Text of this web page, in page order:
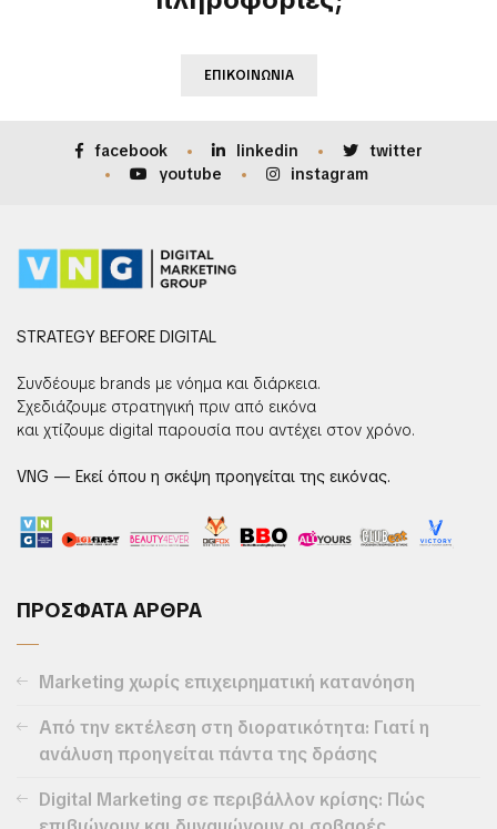
ΕΠΙΚΟΙΝΩΝΊΑ
facebook linkedin
twitter
youtube
instagram
STRATEGY BEFORE DIGITAL
Συνδέουμε brands με νόημα και διάρκεια.
Σχεδιάζουμε στρατηγική πριν από εικόνα
και χτίζουμε digital παρουσία που αντέχει στον χρόνο.
VNG — Εκεί όπου η σκέψη προηγείται της εικόνας.
ΠΡΟΣΦΑΤΑ ΑΡΘΡΑ
Marketing χωρίς επιχειρηματική κατανόηση
Από την εκτέλεση στη διορατικότητα: Γιατί η
ανάλυση προηγείται πάντα της δράσης
Digital Marketing σε περιβάλλον κρίσης: Πώς